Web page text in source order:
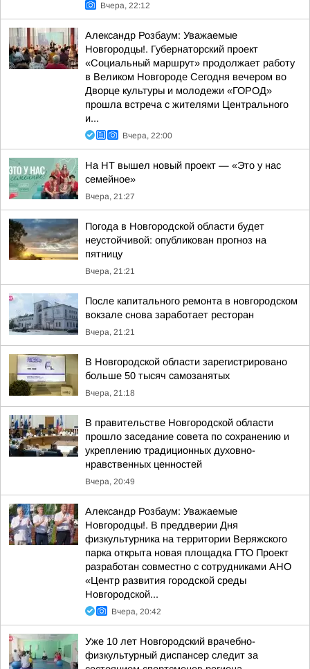
Вчера, 22:12
Александр Розбаум: Уважаемые
Новгородцы!. Губернаторский проект
«Социальный маршрут» продолжает работу
в Великом Новгороде Сегодня вечером во
Дворце культуры и молодежи «ГОРОД»
прошла встреча с жителями Центрального
и...
Вчера, 22:00
На НТ вышел новый проект — «Это у нас
семейное»
Вчера, 21:27
Погода в Новгородской области будет
неустойчивой: опубликован прогноз на
пятницу
Вчера, 21:21
После капитального ремонта в новгородском
вокзале снова заработает ресторан
Вчера, 21:21
В Новгородской области зарегистрировано
больше 50 тысяч самозанятых
Вчера, 21:18
В правительстве Новгородской области
прошло заседание совета по сохранению и
укреплению традиционных духовно-
нравственных ценностей
Вчера, 20:49
Александр Розбаум: Уважаемые
Новгородцы!. В преддверии Дня
физкультурника на территории Веряжского
парка открыта новая площадка ГТО Проект
разработан совместно с сотрудниками АНО
«Центр развития городской среды
Новгородской...
Вчера, 20:42
Уже 10 лет Новгородский врачебно-
физкультурный диспансер следит за